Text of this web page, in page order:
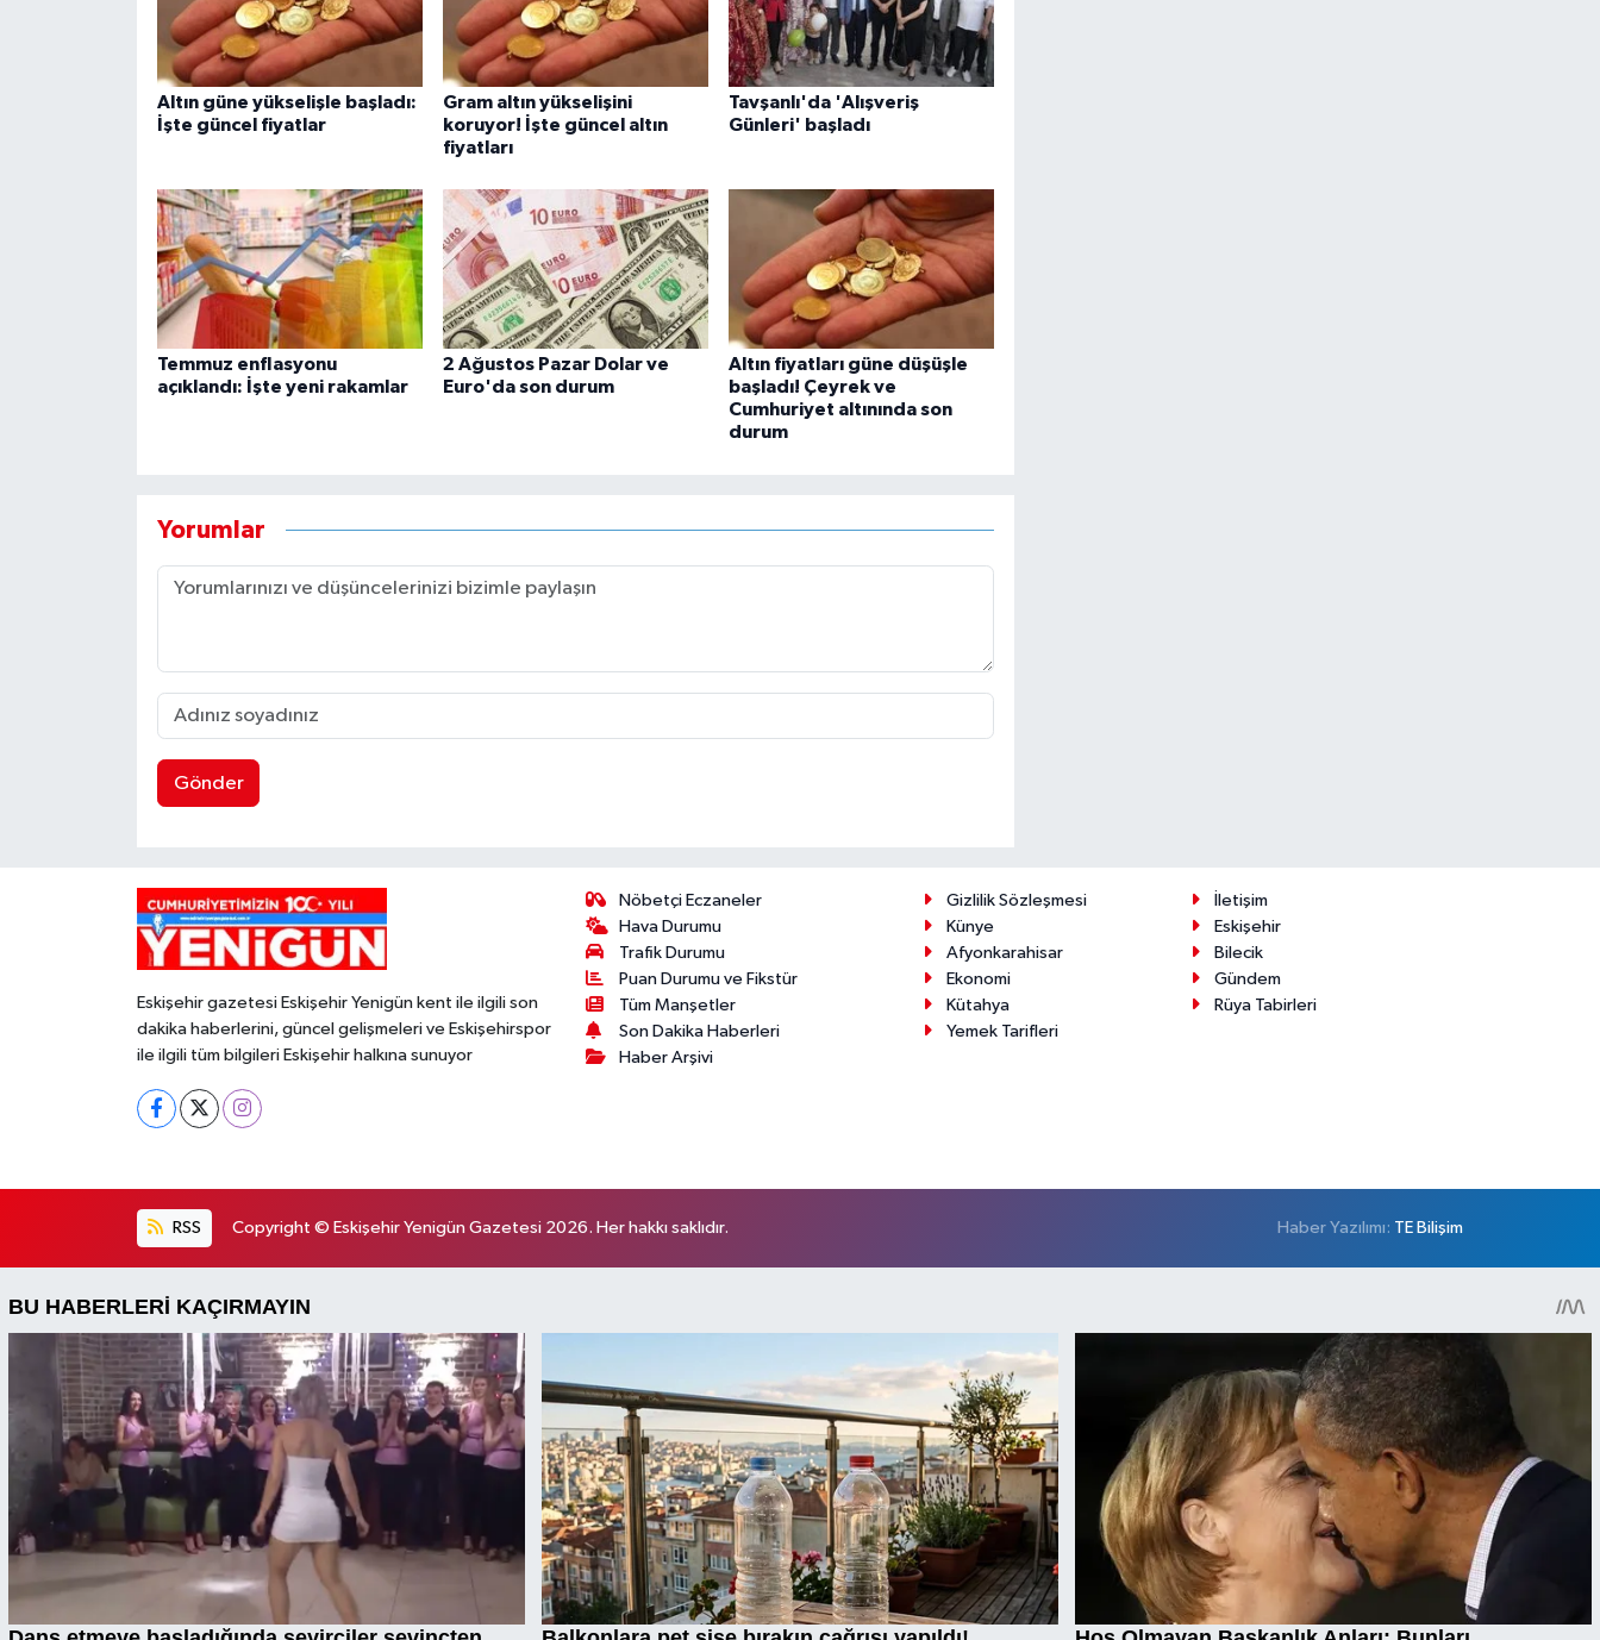
Altın güne yükselişle başladı:
İşte güncel fiyatlar
Gram altın yükselişini
koruyor! İşte güncel altın
fiyatları
Tavşanlı'da 'Alışveriş
Günleri' başladı
Temmuz enflasyonu
açıklandı: İşte yeni rakamlar
2 Ağustos Pazar Dolar ve
Euro'da son durum
Altın fiyatları güne düşüşle
başladı! Çeyrek ve
Cumhuriyet altınında son
durum
Yorumlar
Gönder
Eskişehir gazetesi Eskişehir Yenigün kent ile ilgili son
dakika haberlerini, güncel gelişmeleri ve Eskişehirspor
ile ilgili tüm bilgileri Eskişehir halkına sunuyor
Nöbetçi Eczaneler
Hava Durumu
Trafik Durumu
Puan Durumu ve Fikstür
Tüm Manşetler
Son Dakika Haberleri
Haber Arşivi
Gizlilik Sözleşmesi
İletişim
Künye
Eskişehir
Afyonkarahisar
Bilecik
Ekonomi
Gündem
Kütahya
Rüya Tabirleri
Yemek Tarifleri
RSS Copyright © Eskişehir Yenigün Gazetesi 2026. Her hakkı saklıdır. Haber Yazılımı: TE Bilişim